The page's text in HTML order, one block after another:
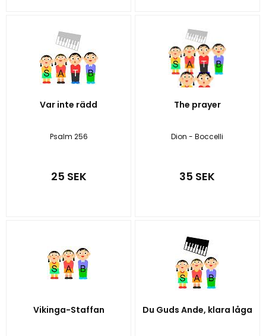
Var inte rädd
Psalm 256
25 SEK
The prayer
Dion - Boccelli
35 SEK
Vikinga-Staffan Du Guds Ande, klara låga